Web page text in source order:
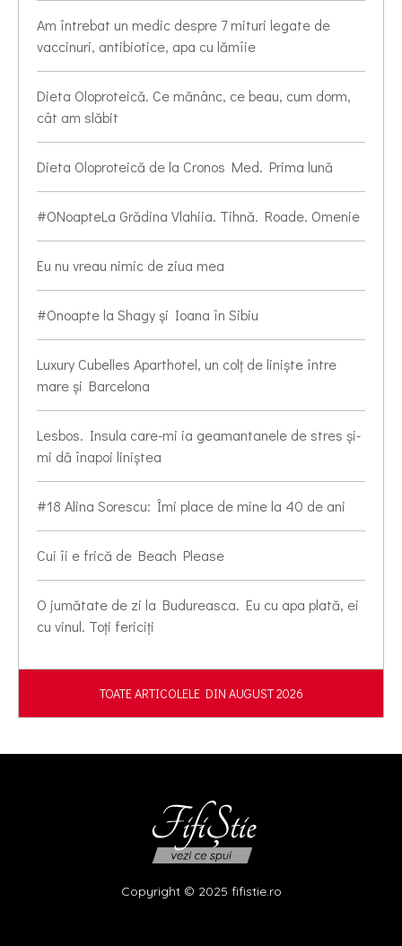
Am întrebat un medic despre 7 mituri legate de
vaccinuri, antibiotice, apa cu lămîie
Dieta Oloproteică. Ce mănânc, ce beau, cum dorm,
cât am slăbit
Dieta Oloproteică de la Cronos Med. Prima lună
#ONoapteLa Grădina Vlahiia. Tihnă. Roade. Omenie
Eu nu vreau nimic de ziua mea
#Onoapte la Shagy și Ioana în Sibiu
Luxury Cubelles Aparthotel, un colț de liniște între
mare și Barcelona
Lesbos. Insula care-mi ia geamantanele de stres și-
mi dă înapoi liniștea
#18 Alina Sorescu: Îmi place de mine la 40 de ani
Cui îi e frică de Beach Please
O jumătate de zi la Budureasca. Eu cu apa plată, ei
cu vinul. Toți fericiți
TOATE ARTICOLELE DIN AUGUST 2026
Copyright © 2025 fifistie.ro